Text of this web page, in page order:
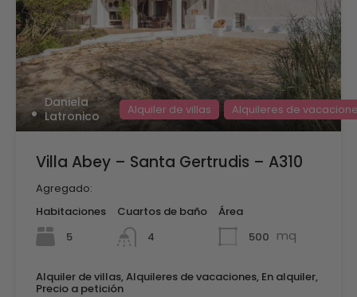
Daniela
Latronico
Alquiler de villas Alquileres de
Villa Abey – Santa Gertrudis – A310
Agregado:
Habitaciones
5
Cuartos de baño
4
Área
500 mq
Alquiler de villas, Alquileres de vacaciones, En alquiler,
Precio a petición